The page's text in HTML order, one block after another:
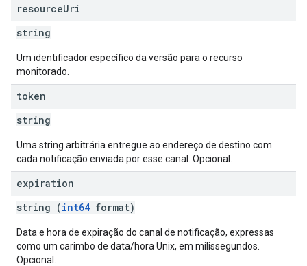
resourceUri
string
Um identificador específico da versão para o recurso
monitorado.
token
string
Uma string arbitrária entregue ao endereço de destino com
cada notificação enviada por esse canal. Opcional.
expiration
string (int64 format)
Data e hora de expiração do canal de notificação, expressas
como um carimbo de data/hora Unix, em milissegundos.
Opcional.